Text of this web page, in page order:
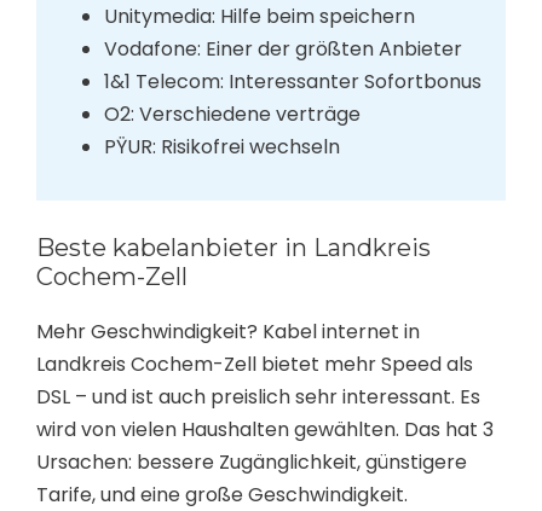
Unitymedia: Hilfe beim speichern
Vodafone: Einer der größten Anbieter
1&1 Telecom: Interessanter Sofortbonus
O2: Verschiedene verträge
PŸUR: Risikofrei wechseln
Beste kabelanbieter in Landkreis
Cochem-Zell
Mehr Geschwindigkeit? Kabel internet in
Landkreis Cochem-Zell bietet mehr Speed als
DSL – und ist auch preislich sehr interessant. Es
wird von vielen Haushalten gewählten. Das hat 3
Ursachen: bessere Zugänglichkeit, günstigere
Tarife, und eine große Geschwindigkeit.